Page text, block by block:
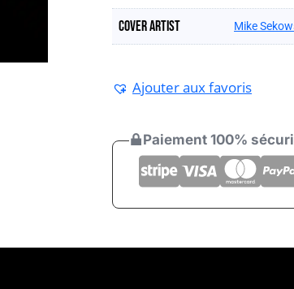
Cover artist Mike
Ajouter aux favoris
Paiement 100%